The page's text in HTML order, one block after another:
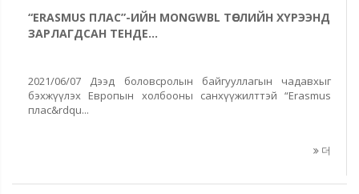
“ERASMUS ПЛАС”-ИЙН MONGWBL ТӨСЛИЙН ХҮРЭЭНД
ЗАРЛАГДСАН ТЕНДЕ...
2021/06/07 Дээд боловсролын байгууллагын чадавхыг
бэхжүүлэх Европын холбооны санхүүжилттэй “Erasmus
плас&rdqu...
더